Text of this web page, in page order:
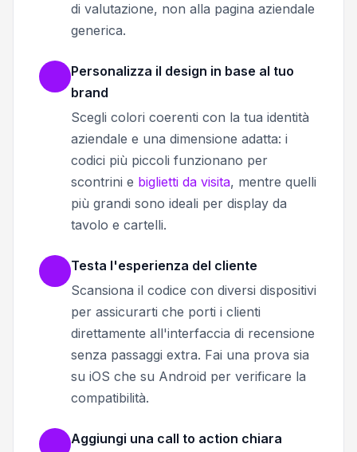
di valutazione, non alla pagina aziendale
generica.
Personalizza il design in base al tuo
brand
Scegli colori coerenti con la tua identità
aziendale e una dimensione adatta: i
codici più piccoli funzionano per
scontrini e biglietti da visita, mentre quelli
più grandi sono ideali per display da
tavolo e cartelli.
Testa l'esperienza del cliente
Scansiona il codice con diversi dispositivi
per assicurarti che porti i clienti
direttamente all'interfaccia di recensione
senza passaggi extra. Fai una prova sia
su iOS che su Android per verificare la
compatibilità.
Aggiungi una call to action chiara